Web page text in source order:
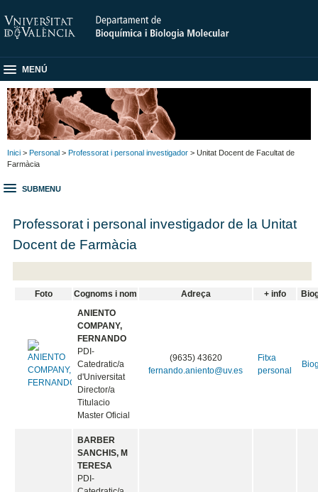
MENÚ
Inici > Personal > Professorat i personal investigador > Unitat Docent de Facultat de
Farmàcia
SUBMENU
Professorat i personal investigador de la Unitat
Docent de Farmàcia
Foto Cognoms i nom Adreça + info
ANIENTO
COMPANY,
FERNANDO
PDI-
Catedratic/a
d'Universitat
Director/a
Titulacio
Master Oficial
(9635) 43620
fernando.aniento@uv.es
Fitxa
personal
BARBER
SANCHIS, M
TERESA
PDI-